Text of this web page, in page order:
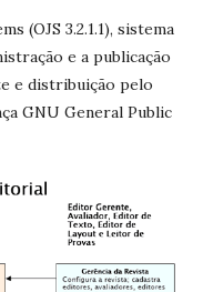
(OJS 3.2.1.1), sistema
e a publicação
e distribuição pelo
GNU General Public